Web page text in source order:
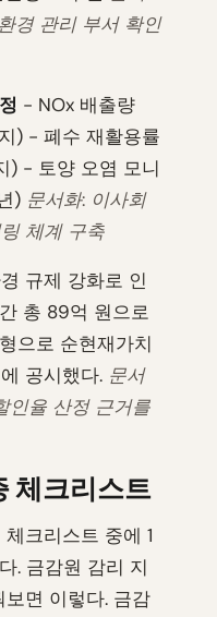
경 관리 부서 확인
- NOx 배출량
) - 폐수 재활용률
) - 토양 오염 모니
) 문서화: 이사회
체계 구축
규제 강화로 인
총 89억 원으로
으로 순현재가치
공시했다. 문서
인율 산정 근거를
체크리스트
크리스트 중에 1
. 금감원 감리 지
면 이렇다. 금감